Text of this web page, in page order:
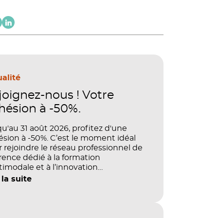
nous ! Votre
à -50%.
31 août 2026, profitez d'une
à -50%. C’est le moment idéal
rejoindre le réseau professionnel de
dédié à la formation
et à l’innovation
la suite